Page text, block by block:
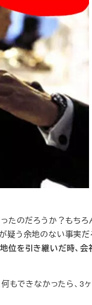
たのだろうか？もち
疑う余地のない事実
位を引き継いだ時、
もできなかったら、3